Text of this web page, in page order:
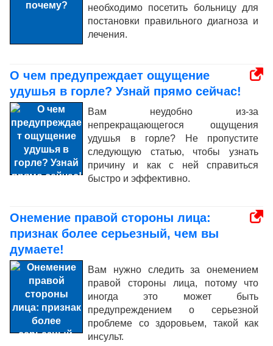
необходимо посетить больницу для
постановки правильного диагноза и
лечения.
О чем предупреждает ощущение
удушья в горле? Узнай прямо сейчас!
Вам неудобно из-за
непрекращающегося ощущения
удушья в горле? Не пропустите
следующую статью, чтобы узнать
причину и как с ней справиться
быстро и эффективно.
Онемение правой стороны лица:
признак более серьезный, чем вы
думаете!
Вам нужно следить за онемением
правой стороны лица, потому что
иногда это может быть
предупреждением о серьезной
проблеме со здоровьем, такой как
инсульт.